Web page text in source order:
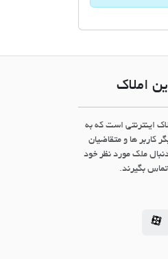
املاک
اینترنتی است که به
کاربر ها و متقاضیان
ملک مورد نظر خود
بگیرند.
لینکداین
جاما در تلگرام
سامانه جاما در آپارات